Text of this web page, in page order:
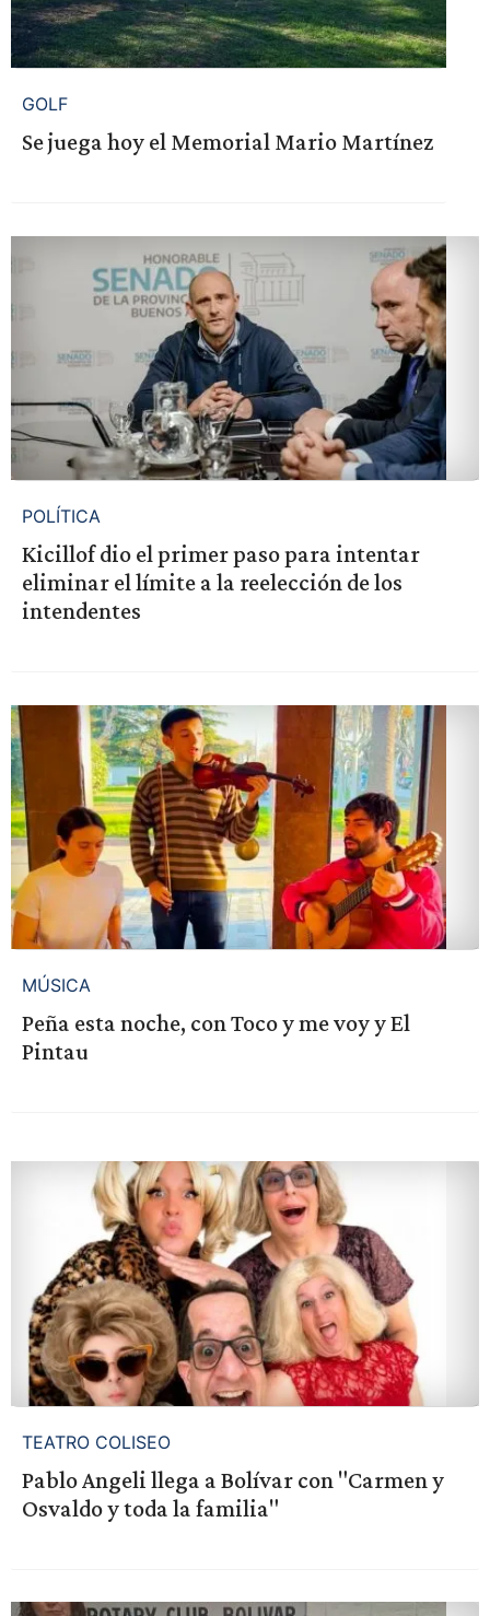
GOLF
Se juega hoy el Memorial Mario Martínez
POLÍTICA
Kicillof dio el primer paso para intentar
eliminar el límite a la reelección de los
intendentes
MÚSICA
Peña esta noche, con Toco y me voy y El
Pintau
TEATRO COLISEO
Pablo Angeli llega a Bolívar con "Carmen y
Osvaldo y toda la familia"